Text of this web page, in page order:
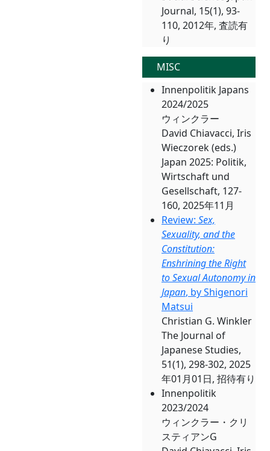
Journal, 15(1), 93-
110, 2012年, 査読有
り
MISC
Innenpolitik Japans
2024/2025
ウィンクラー
David Chiavacci, Iris
Wieczorek (eds.)
Japan 2025: Politik,
Wirtschaft und
Gesellschaft, 127-
160, 2025年11月
Review: Sex,
Sexuality, and the
Constitution:
Enshrining the Right
to Sexual Autonomy in
Japan, by Shigenori
Matsui
Christian G. Winkler
The Journal of
Japanese Studies,
51(1), 298-302, 2025
年01月01日, 招待有り
Innenpolitik
2023/2024
ウィンクラー・クリ
スティアンG